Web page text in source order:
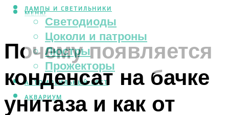
ЛАМПЫ И СВЕТИЛЬНИКИ
Светодиоды
Цоколи и патроны
Люстры
Прожекторы
АВТОМОБИЛЬНЫЙ СВЕТ
АКВАРИУМ
МЕНЮ
Почему появляется
конденсат на бачке
унитаза и как от